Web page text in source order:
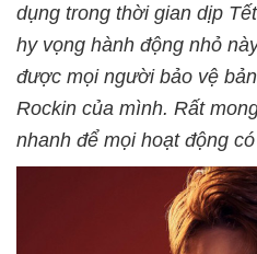
dụng trong thời gian dịp
hy vọng hành động nhỏ
được mọi người bảo vệ
Rockin của mình. Rất
nhanh để mọi hoạt động